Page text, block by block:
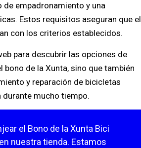
de empadronamiento y una
Estos requisitos aseguran que el
con los criterios establecidos.
para descubrir las opciones de
de la Xunta, sino que también
y reparación de bicicletas
mucho tiempo.
el Bono de la Xunta Bici
nuestra tienda. Estamos